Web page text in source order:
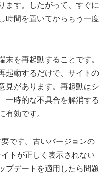
ます。したがって、すぐに
時間を置いてからもう一度
末を再起動することです。
起動するだけで、サイトの
見があります。再起動はシ
一時的な不具合を解消する
有効です。
です。古いバージョンの
トが正しく表示されない
プデートを適用したら問題